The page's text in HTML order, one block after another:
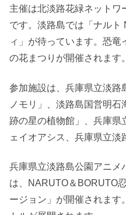
主催は北淡路花緑ネットワ
です。淡路島では「ナルト
ィ」が待っています。恐
の花まつりが開催されます。
参加施設は、兵庫県立淡路
ノモリ」、淡路島国営明
跡の星の植物館」、兵庫県
ェイオアシス、兵庫県立淡
兵庫県立淡路島公園アニメ
は、NARUTO＆BORUTO
ージョン」が開催されます